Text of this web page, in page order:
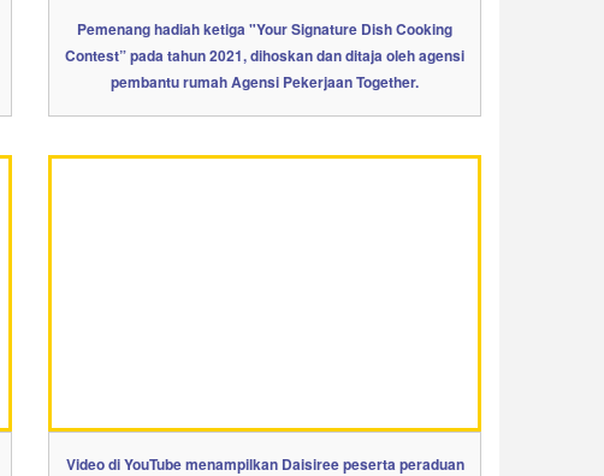
Pemenang hadiah ketiga "Your Signature Dish Cooking
Contest” pada tahun 2021, dihoskan dan ditaja oleh agensi
pembantu rumah Agensi Pekerjaan Together.
Video di YouTube menampilkan Daisiree peserta peraduan